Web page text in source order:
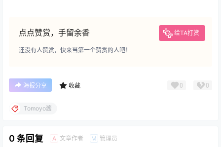
点点赞赏，手留余香 给TA打赏
还没有人赞赏，快来当第一个赞赏的人吧！
海报分享 收藏 0 0
Tomoyo酱
0 条回复 A 文章作者 M 管理员